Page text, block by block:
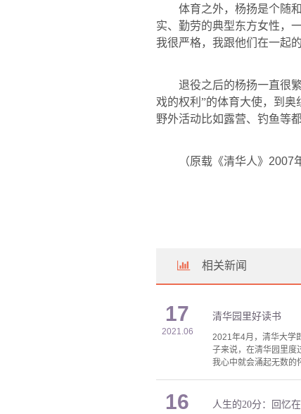
体育之外，杨扬是个随
实、勤劳的典型东方女性，
我很严格，我跟他们在一起
退役之后的杨扬一直很
戏的权利”的体育大使，到
野外活动比如露营、钓鱼等
（原载《清华人》 2007
相关新闻
17
2021.06
清华园里好读书
2021年4月，清华大学
子来说，在清华园里度
我心中就会涌起无数的
16 人生的20分：回忆